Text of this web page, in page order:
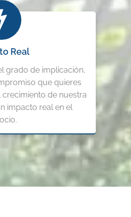
Real
grado de implicación,
que quieres
de nuestra
impacto real en el